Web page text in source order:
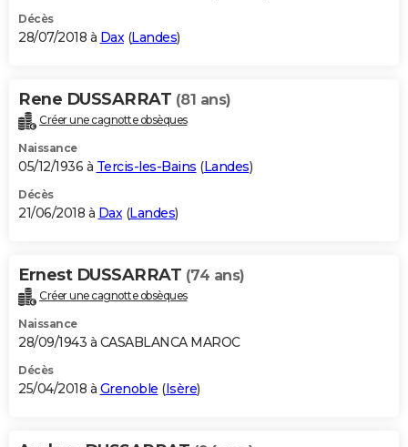
Décès
28/07/2018 à Dax(Landes)
Rene DUSSARRAT (81 ans)
Créer une cagnotte obsèques
Naissance
05/12/1936 à Tercis-les-Bains (Landes)
Décès
21/06/2018 à Dax(Landes)
Ernest DUSSARRAT (74 ans)
Créer une cagnotte obsèques
Naissance
28/09/1943 à CASABLANCA MAROC
Décès
25/04/2018 à Grenoble (Isère)